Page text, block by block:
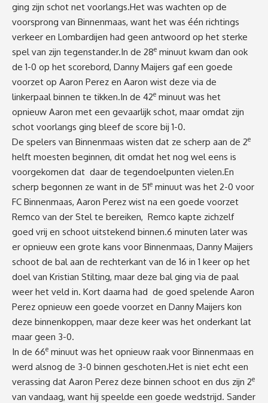
ging zijn schot net voorlangs.Het was wachten op de
voorsprong van Binnenmaas, want het was één richtings
verkeer en Lombardijen had geen antwoord op het sterke
spel van zijn tegenstander.In de 28e minuut kwam dan ook
de 1-0 op het scorebord, Danny Maijers gaf een goede
voorzet op Aaron Perez en Aaron wist deze via de
linkerpaal binnen te tikken.In de 42e minuut was het
opnieuw Aaron met een gevaarlijk schot, maar omdat zijn
schot voorlangs ging bleef de score bij 1-0.
De spelers van Binnenmaas wisten dat ze scherp aan de 2e
helft moesten beginnen, dit omdat het nog wel eens is
voorgekomen dat daar de tegendoelpunten vielen.En
scherp begonnen ze want in de 51e minuut was het 2-0 voor
FC Binnenmaas, Aaron Perez wist na een goede voorzet
Remco van der Stel te bereiken, Remco kapte zichzelf
goed vrij en schoot uitstekend binnen.6 minuten later was
er opnieuw een grote kans voor Binnenmaas, Danny Maijers
schoot de bal aan de rechterkant van de 16 in 1 keer op het
doel van Kristian Stilting, maar deze bal ging via de paal
weer het veld in. Kort daarna had de goed spelende Aaron
Perez opnieuw een goede voorzet en Danny Maijers kon
deze binnenkoppen, maar deze keer was het onderkant lat
maar geen 3-0.
In de 66e minuut was het opnieuw raak voor Binnenmaas en
werd alsnog de 3-0 binnen geschoten.Het is niet echt een
verassing dat Aaron Perez deze binnen schoot en dus zijn 2e
van vandaag, want hij speelde een goede wedstrijd. Sander